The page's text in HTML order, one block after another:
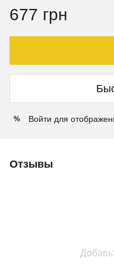
677 грн
% Войти для
Отзывы